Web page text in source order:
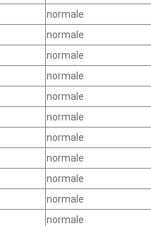
normale
normale
normale
normale
normale
normale
normale
normale
normale
normale
normale